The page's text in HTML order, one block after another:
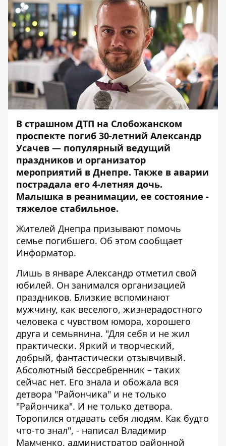
В страшном ДТП на Слобожанском
проспекте погиб 30-летний Александр
Усачев — популярный ведущий
праздников и организатор
мероприятий в Днепре. Также в аварии
пострадала его 4-летняя дочь.
Малышка в реанимации, ее состояние -
тяжелое стабильное.
Жителей Днепра призывают помочь
семье погибшего. Об этом сообщает
Информатор.
Лишь в январе Александр отметил свой
юбилей. Он занимался организацией
праздников. Близкие вспоминают
мужчину, как веселого, жизнерадостного
человека с чувством юмора, хорошего
друга и семьянина. "Для себя и не жил
практически. Яркий и творческий,
добрый, фантастически отзывчивый.
Абсолютный бессребренник – таких
сейчас нет. Его знала и обожала вся
детвора "Райончика" и не только
"Райончика". И не только детвора.
Торопился отдавать себя людям. Как будто
что-то знал", - написал Владимир
Мамченко, администратор районной